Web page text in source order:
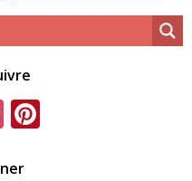
Instagram